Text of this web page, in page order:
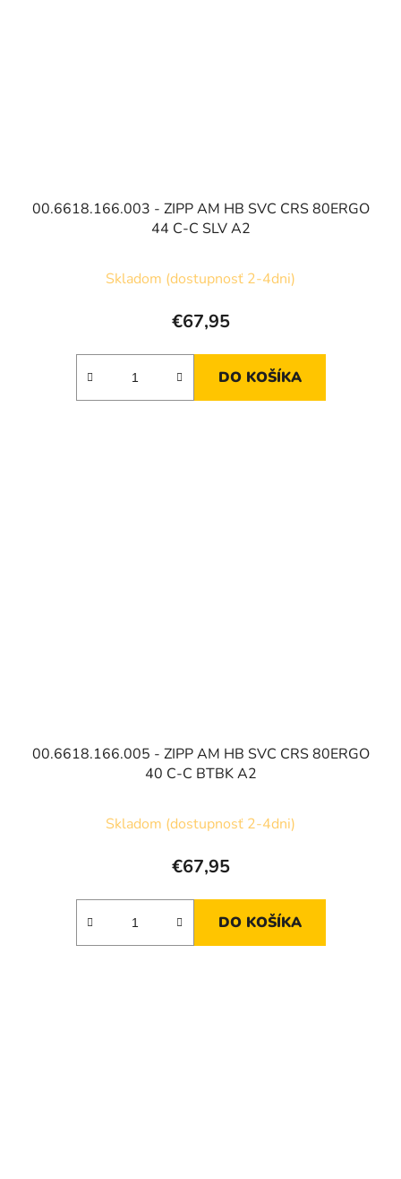
00.6618.166.003 - ZIPP AM HB SVC CRS 80ERGO
44 C-C SLV A2
Skladom (dostupnosť 2-4dni)
€67,95
DO KOŠÍKA
00.6618.166.005 - ZIPP AM HB SVC CRS 80ERGO
40 C-C BTBK A2
Skladom (dostupnosť 2-4dni)
€67,95
DO KOŠÍKA